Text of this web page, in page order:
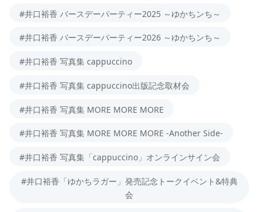
#井口裕香 バースデーパーティー2025 ～ゆかちンち～
#井口裕香 バースデーパーティー2026 ～ゆかちンち～
#井口裕香 写真集 cappuccino
#井口裕香 写真集 cappuccino出版記念取材会
#井口裕香 写真集 MORE MORE MORE
#井口裕香 写真集 MORE MORE MORE -Another Side-
#井口裕香 写真集「cappuccino」オンラインサイン会
#井口裕香「ゆかちラガー」発売記念トークイベント&特典
会